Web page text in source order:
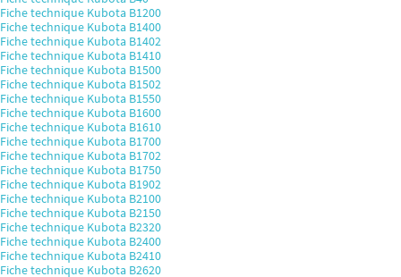
Fiche technique Kubota B1200
Fiche technique Kubota B1400
Fiche technique Kubota B1402
Fiche technique Kubota B1410
Fiche technique Kubota B1500
Fiche technique Kubota B1502
Fiche technique Kubota B1550
Fiche technique Kubota B1600
Fiche technique Kubota B1610
Fiche technique Kubota B1700
Fiche technique Kubota B1702
Fiche technique Kubota B1750
Fiche technique Kubota B1902
Fiche technique Kubota B2100
Fiche technique Kubota B2150
Fiche technique Kubota B2320
Fiche technique Kubota B2400
Fiche technique Kubota B2410
Fiche technique Kubota B2620